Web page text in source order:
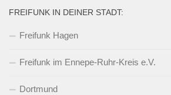
FREIFUNK IN DEINER STADT:
Freifunk Hagen
Freifunk im Ennepe-Ruhr-Kreis e.V.
Dortmund